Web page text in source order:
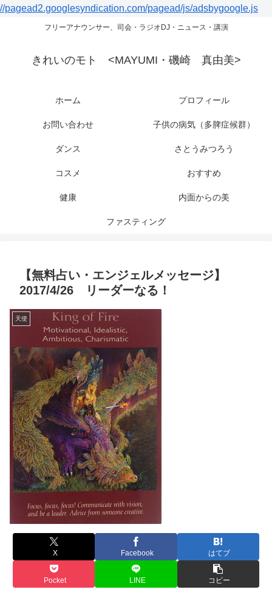
//pagead2.googlesyndication.com/pagead/js/adsbygoogle.js
フリーアナウンサー、司会・ラジオDJ・ニュース・講演
きれいのモト <MAYUMI・磯崎 真由美>
ホーム プロフィール
お問い合わせ 子供の病気（多脾症候群）
ダンス さとうみつろう
コスメ おすすめ
健康 内面からの美
ファスティング
【無料占い・エンジェルメッセージ】
2017/4/26 リーダーなる！
天使
X Facebook はてブ
Pocket LINE コピー